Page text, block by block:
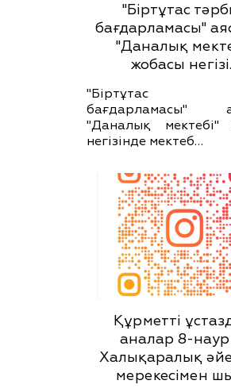
"Біртұтас
бағдарламасы"
"Даналық
жобасы
"Біртұтас
бағдарламасы"
"Даналық мектебі"
негізінде мектеб…
Құрметті
аналар 8-
Халықаралық
мерекесімен